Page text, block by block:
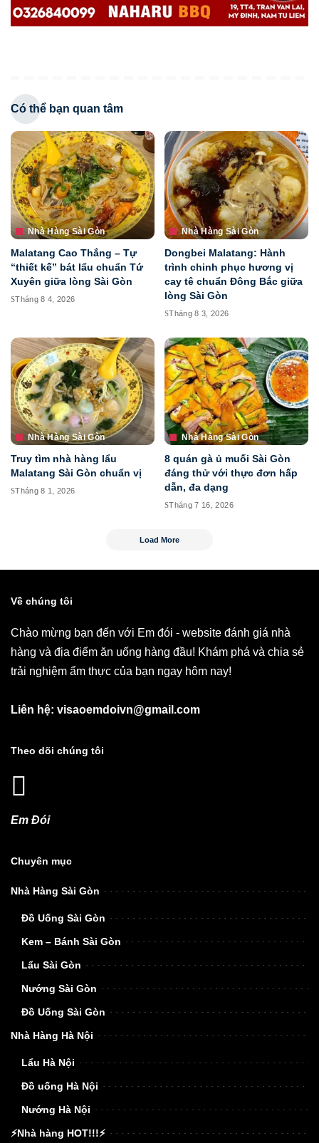
Có thể bạn quan tâm
Nhà Hàng Sài Gòn
Malatang Cao Thắng – Tự
“thiết kế” bát lẩu chuẩn Tứ
Xuyên giữa lòng Sài Gòn
Tháng 8 4, 2026
Nhà Hàng Sài Gòn
Dongbei Malatang: Hành
trình chinh phục hương vị
cay tê chuẩn Đông Bắc giữa
lòng Sài Gòn
Tháng 8 3, 2026
Nhà Hàng Sài Gòn
Truy tìm nhà hàng lẩu
Malatang Sài Gòn chuẩn vị
Tháng 8 1, 2026
Nhà Hàng Sài Gòn
8 quán gà ủ muối Sài Gòn
đáng thử với thực đơn hấp
dẫn, đa dạng
Tháng 7 16, 2026
Load More
Về chúng tôi
Chào mừng bạn đến với Em đói - website đánh giá nhà
hàng và địa điểm ăn uống hàng đầu! Khám phá và chia sẻ
trải nghiệm ẩm thực của bạn ngay hôm nay!
Liên hệ: visaoemdoivn@gmail.com
Theo dõi chúng tôi
Em Đói
Chuyên mục
Nhà Hàng Sài Gòn
Đồ Uống Sài Gòn
Kem – Bánh Sài Gòn
Lẩu Sài Gòn
Nướng Sài Gòn
Đồ Uống Sài Gòn
Nhà Hàng Hà Nội
Lẩu Hà Nội
Đồ uống Hà Nội
Nướng Hà Nội
⚡Nhà hàng HOT!!!⚡